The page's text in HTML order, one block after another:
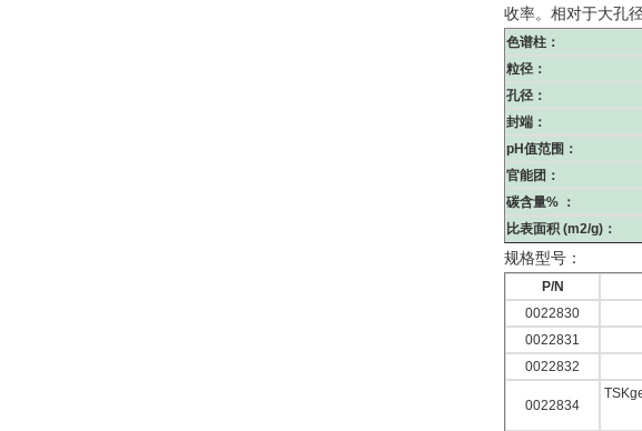
收率。相对于大孔
色谱柱：
粒径：
孔径：
封端：
pH值范围：
官能团：
碳含量% ：
比表面积 (m2/g)：
规格型号：
P/N
0022830
0022831
0022832
0022834